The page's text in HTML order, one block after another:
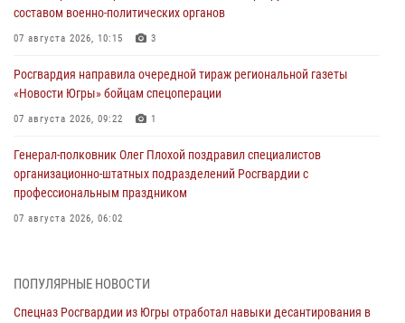
составом военно-политических органов
07 августа 2026, 10:15 3
Росгвардия направила очередной тираж региональной газеты
«Новости Югры» бойцам спецоперации
07 августа 2026, 09:22 1
Генерал-полковник Олег Плохой поздравил специалистов
организационно-штатных подразделений Росгвардии с
профессиональным праздником
07 августа 2026, 06:02
ПОПУЛЯРНЫЕ НОВОСТИ
Спецназ Росгвардии из Югры отработал навыки десантирования в